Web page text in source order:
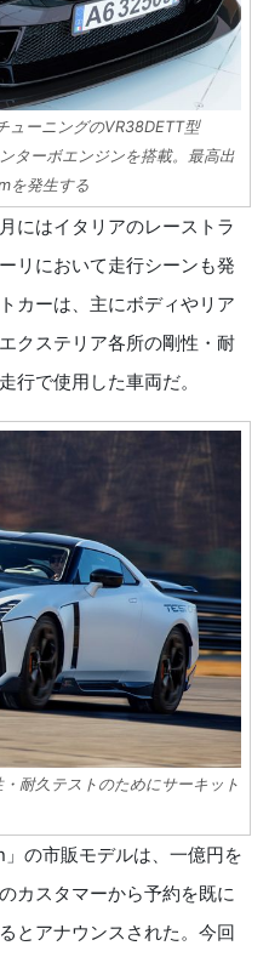
ーニングのVR38DETT型
ターボエンジンを搭載。最高出
を発生する
にはイタリアのレーストラ
リにおいて走行シーンも発
カーは、主にボディやリア
クステリア各所の剛性・耐
行で使用した車両だ。
耐久テストのためにサーキット
の市販モデルは、一億円を
カスタマーから予約を既に
とアナウンスされた。今回